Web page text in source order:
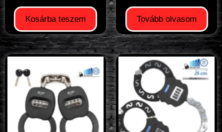
Kosárba teszem Tovább olvasom